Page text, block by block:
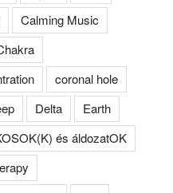
Calming Music
coronal hole
Delta
Earth
és áldozatOK